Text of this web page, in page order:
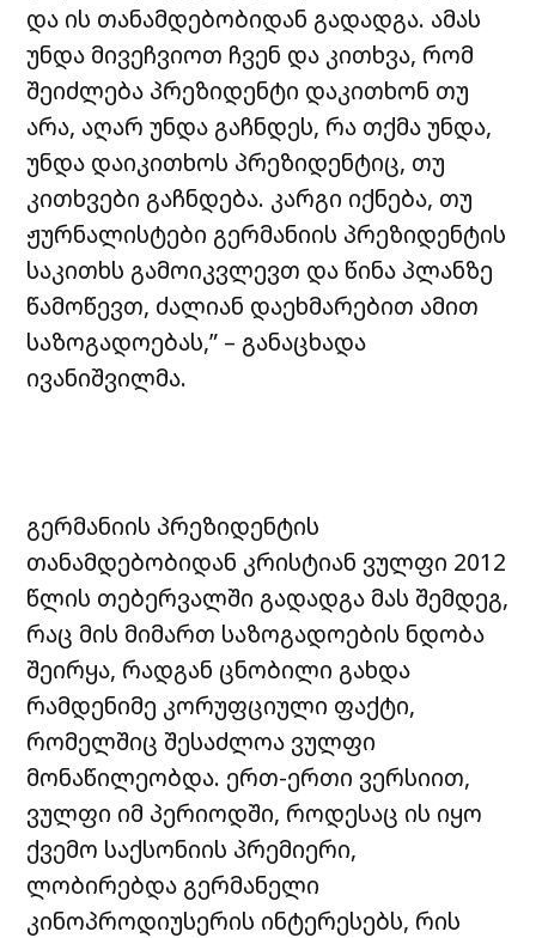
და ის თანამდებობიდან გადადგა. ამას
უნდა მივეჩვიოთ ჩვენ და კითხვა, რომ
შეიძლება პრეზიდენტი დაკითხონ თუ
არა, აღარ უნდა გაჩნდეს, რა თქმა უნდა,
უნდა დაიკითხოს პრეზიდენტიც, თუ
კითხვები გაჩნდება. კარგი იქნება, თუ
ჟურნალისტები გერმანიის პრეზიდენტის
საკითხს გამოიკვლევთ და წინა პლანზე
წამოწევთ, ძალიან დაეხმარებით ამით
საზოგადოებას,” – განაცხადა
ივანიშვილმა.
გერმანიის პრეზიდენტის
თანამდებობიდან კრისტიან ვულფი 2012
წლის თებერვალში გადადგა მას შემდეგ,
რაც მის მიმართ საზოგადოების ნდობა
შეირყა, რადგან ცნობილი გახდა
რამდენიმე კორუფციული ფაქტი,
რომელშიც შესაძლოა ვულფი
მონაწილეობდა. ერთ-ერთი ვერსიით,
ვულფი იმ პერიოდში, როდესაც ის იყო
ქვემო საქსონიის პრემიერი,
ლობირებდა გერმანელი
კინოპროდიუსერის ინტერესებს, რის